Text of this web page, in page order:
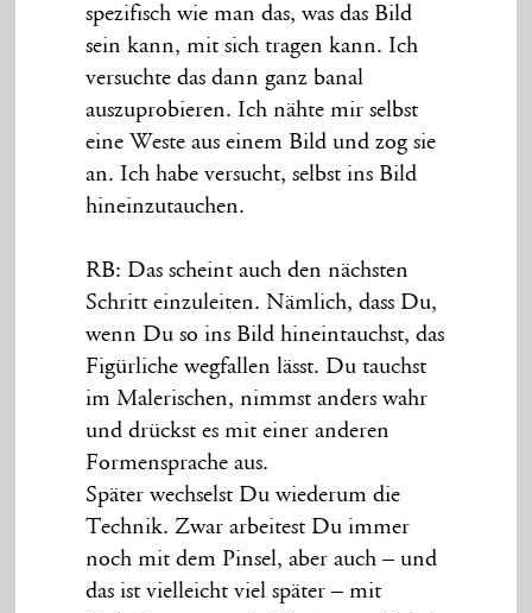
spezifisch wie man das, was das Bild
sein kann, mit sich tragen kann. Ich
versuchte das dann ganz banal
auszuprobieren. Ich nähte mir selbst
eine Weste aus einem Bild und zog sie
an. Ich habe versucht, selbst ins Bild
hineinzutauchen.
RB: Das scheint auch den nächsten
Schritt einzuleiten. Nämlich, dass Du,
wenn Du so ins Bild hineintauchst, das
Figürliche wegfallen lässt. Du tauchst
im Malerischen, nimmst anders wahr
und drückst es mit einer anderen
Formensprache aus.
Später wechselst Du wiederum die
Technik. Zwar arbeitest Du immer
noch mit dem Pinsel, aber auch – und
das ist vielleicht viel später – mit